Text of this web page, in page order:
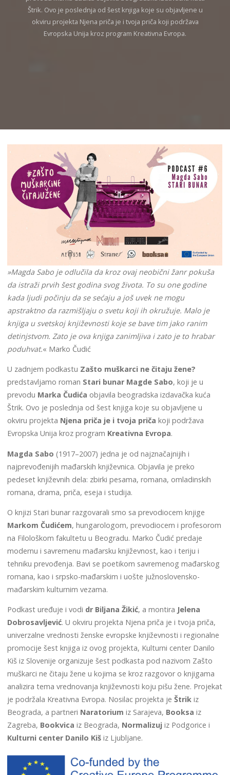
Štrik. Ovo je poslednja od šest knjiga koje su objavljene u
okviru projekta Njena priča je i tvoja priča koji podržava
Evropska Unija kroz program Kreativna Evropa.
»Magda Sabo je odlučila da kroz ovaj neobični žanr pokuša
da istraži prvih šest godina svog života. To su one godine
kada ljudi počinju da se sećaju a još uvek ne mogu
apstraktno da razmišljaju o svetu koji ih okružuje. Malo je
knjiga u svetskoj književnosti koje se bave tim jako ranim
detinjstvom. Zato je ova knjiga zanimljiva i zato je to hrabar
poduhvat.« Marko Čudić
U zadnjem podkastu Zašto muškarci ne čitaju žene?
predstavljamo roman Stari bunar Magde Sabo, koji je u
prevodu Marka Čudića objavila beogradska izdavačka kuća
Štrik. Ovo je poslednja od šest knjiga koje su objavljene u
okviru projekta Njena priča je i tvoja pričakoji podržava
Evropska Unija kroz program Kreativna Evropa.
Magda Sabo (1917–2007) jedna je od najznačajnijih i
najprevođenijih mađarskih književnica. Objavila je preko
pedeset književnih dela: zbirki pesama, romana, omladinskih
romana, drama, priča, eseja i studija.
O knjizi Stari bunar razgovarali smo sa prevodiocem knjige
Markom Čudićem, hungarologom, prevodiocem i profesorom
na Filološkom fakultetu u Beogradu. Marko Čudić predaje
modernu i savremenu mađarsku književnost, kao i teriju i
tehniku prevođenja. Bavi se poetikom savremenog mađarskog
romana, kao i srpsko-mađarskim i uošte južnoslovensko-
mađarskim kulturnim vezama.
Podkast uređuje i vodi dr Biljana Žikić, a montira Jelena
Dobrosavljević. U okviru projekta Njena priča je i tvoja priča,
univerzalne vrednosti ženske evropske književnosti i regionalne
promocije šest knjiga iz ovog projekta, Kulturni center Danilo
Kiš iz Slovenije organizuje šest podkasta pod nazivom Zašto
muškarci ne čitaju žene u kojima se kroz razgovor o knjigama
analizira tema vrednovanja književnosti koju pišu žene. Projekat
je podržala Kreativna Evropa. Nosilac projekta jeŠtrik iz
Beograda, a partneri Naratorium iz Sarajeva, Booksa iz
Zagreba, Bookvicaiz Beograda, Normalizuj iz Podgorice i
Kulturni center Danilo Kiš iz Ljubljane.